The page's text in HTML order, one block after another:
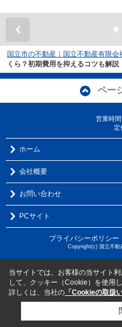
国立市の不動産｜国立不動産有限会
くら？初期費用を抑えるコツも解説
ペー
営業時
定
ホーム
会社概要
お問い合わせ
PCサイト
プライバシーポリシー
Copyright(c) 国立不
当サイトでは、お客様の当サイト
して、クッキー（Cookie）を使用し
詳しくは、当社の 「Cookieの取扱